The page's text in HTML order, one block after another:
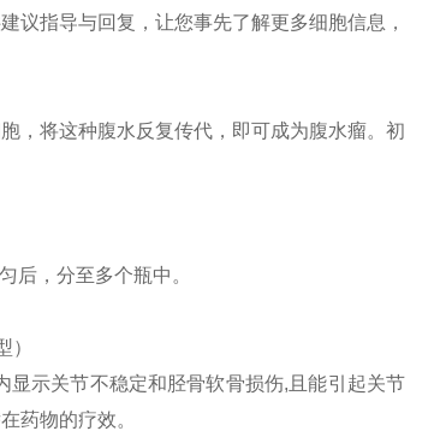
议指导与回复，让您事先了解更多细胞信息，
，将这种腹水反复传代，即可成为腹水瘤。初
后，分至多个瓶中。
）
示关节不稳定和胫骨软骨损伤,且能引起关节
药物的疗效。